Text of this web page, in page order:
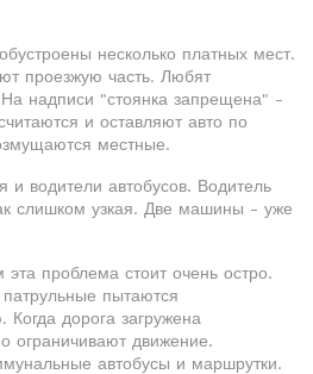
несколько платных мест.
проезжую часть. Любят
надписи "стоянка запрещена" -
и оставляют авто по
местные.
водители автобусов. Водитель
слишком узкая. Две машины - уже
проблема стоит очень остро.
пытаются
Когда дорога загружена
ограничивают движение.
автобусы и маршрутки.